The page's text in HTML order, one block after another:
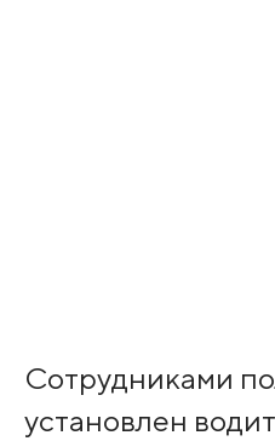
Сотрудниками
установлен